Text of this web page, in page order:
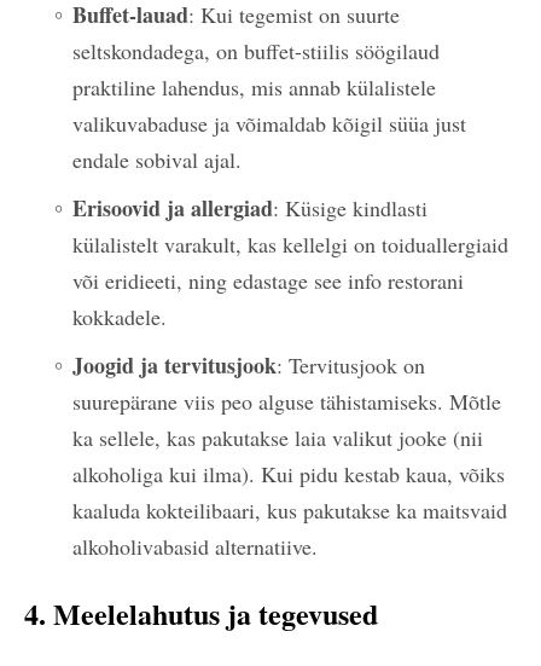
Buffet-lauad: Kui tegemist on suurte
seltskondadega, on buffet-stiilis söögilaud
praktiline lahendus, mis annab külalistele
valikuvabaduse ja võimaldab kõigil süüa just
endale sobival ajal.
Erisoovid ja allergiad: Küsige kindlasti
külalistelt varakult, kas kellelgi on toiduallergiaid
või eridieeti, ning edastage see info restorani
kokkadele.
Joogid ja tervitusjook: Tervitusjook on
suurepärane viis peo alguse tähistamiseks. Mõtle
ka sellele, kas pakutakse laia valikut jooke (nii
alkoholiga kui ilma). Kui pidu kestab kaua, võiks
kaaluda kokteilibaari, kus pakutakse ka maitsvaid
alkoholivabasid alternatiive.
4. Meelelahutus ja tegevused